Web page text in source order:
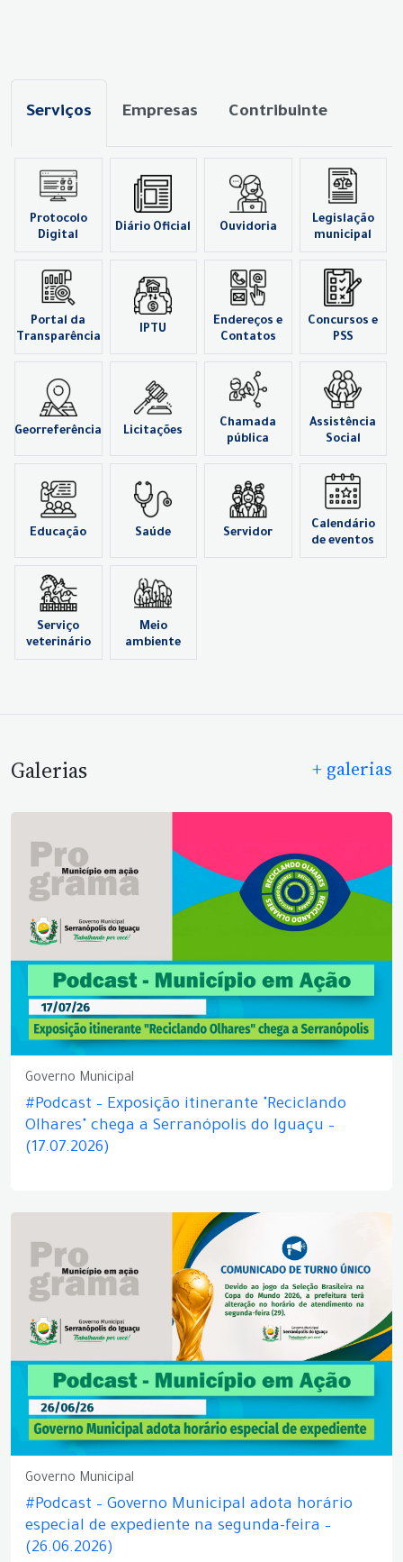
Serviços Empresas Contribuinte
Protocolo
Digital
Diário Oficial Ouvidoria
Legislação
municipal
Portal da
Transparência
IPTU
Endereços e
Contatos
Concursos e
PSS
Georreferência Licitações
Chamada
pública
Assistência
Social
Educação Saúde Servidor
Calendário
de eventos
Serviço
veterinário
Meio
ambiente
Galerias + galerias
Governo Municipal
#Podcast – Exposição itinerante "Reciclando
Olhares" chega a Serranópolis do Iguaçu –
(17.07.2026)
Governo Municipal
#Podcast – Governo Municipal adota horário
especial de expediente na segunda-feira –
(26.06.2026)